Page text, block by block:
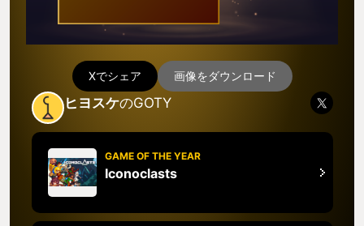
Xでシェア 画像をダウンロード
ヒヨスケのGOTY
GAME OF THE YEAR
Iconoclasts